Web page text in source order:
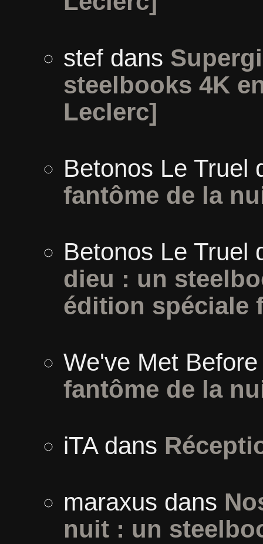
stefdans
steelbooks 4K
Leclerc]
Betonos Le Truel
fantôme de la
Betonos Le Truel
dieu : un
édition spéciale
We've Met Before
fantôme de la
iTAdans
maraxus dans
nuit : un